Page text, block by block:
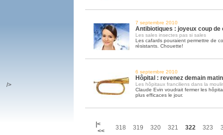
7 septembre 2010
Antibiotiques : joyeux coup de
Les sales insectes pas si sales
Les cafards pouraient permettre de
résistants. Chouette!
6 septembre 2010
Hôpital : revenez demain
Les hôpitaux franciliens dans la
Claude Evin voudrait fermer les
plus efficaces le jour.
|<
<<
318 319 320 321 322 323
/>